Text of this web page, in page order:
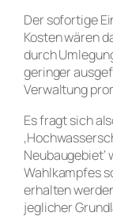
Der sofortige
Kosten wären
durch
geringer
Verwaltung
Es fragt sich
Neubaugebiet‘
Wahlkampfes
erhalten
jeglicher